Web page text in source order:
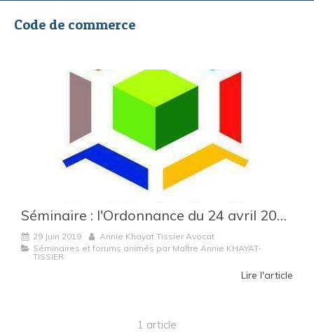
Code de commerce
Séminaire : l'Ordonnance du 24 avril 2019 - une réforme en profondeur du Code de commerce
29 Juin 2019
Annie Khayat Tissier Avocat
Séminaires et forums animés par Maître Annie KHAYAT-
TISSIER
Lire l'article
1 article